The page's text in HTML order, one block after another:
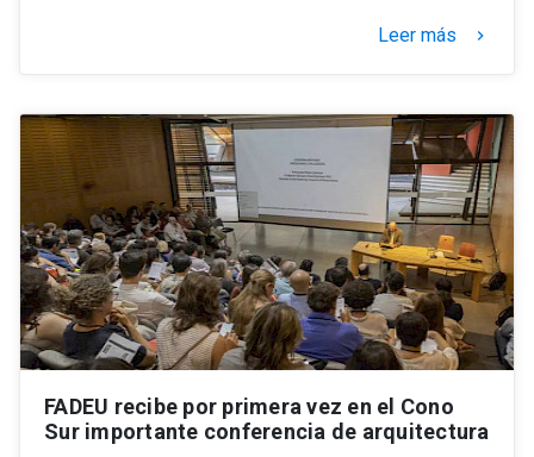
Leer más keyboard_arrow_right
FADEU recibe por primera vez en el Cono
Sur importante conferencia de arquitectura